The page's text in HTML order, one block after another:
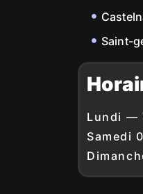
Saint-
Lundi —
Samedi